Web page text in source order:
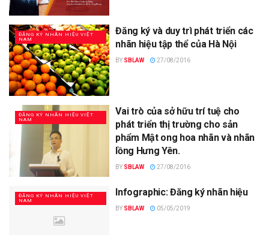
ĐĂNG KÝ NHÃN HIỆU VIỆT
NAM
Đăng ký và duy trì phát triển các
nhãn hiệu tập thể của Hà Nội
BY SBLAW 27/08/2016
ĐĂNG KÝ NHÃN HIỆU VIỆT
NAM
Vai trò của sở hữu trí tuệ cho
phát triển thị trường cho sản
phẩm Mật ong hoa nhãn và nhãn
lồng Hưng Yên.
BY SBLAW 27/08/2016
ĐĂNG KÝ NHÃN HIỆU VIỆT
NAM
Infographic: Đăng ký nhãn hiệu
BY SBLAW 05/05/2019